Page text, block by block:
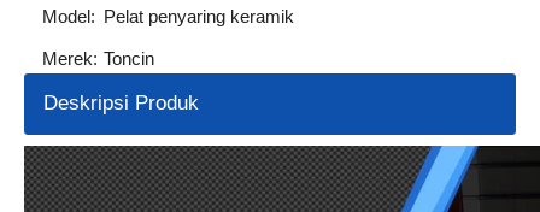
Model: Pelat penyaring keramik
Merek: Toncin
Deskripsi Produk